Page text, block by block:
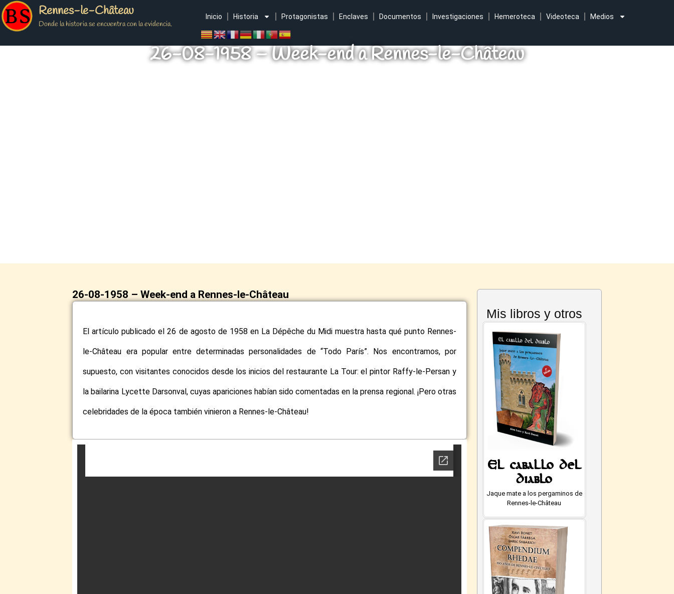
Rennes-le-Château
Donde la historia se encuentra con la evidencia.
Inicio Historia Protagonistas Enclaves Documentos Investigaciones Hemeroteca Videoteca Medios
26-08-1958 – Week-end a Rennes-le-Château
26-08-1958 – Week-end a Rennes-le-Château
El artículo publicado el 26 de agosto de 1958 en La Dépêche du Midi muestra hasta qué punto Rennes-
le-Château era popular entre determinadas personalidades de “Todo París”. Nos encontramos, por
supuesto, con visitantes conocidos desde los inicios del restaurante La Tour: el pintor Raffy-le-Persan y
la bailarina Lycette Darsonval, cuyas apariciones habían sido comentadas en la prensa regional. ¡Pero otras
celebridades de la época también vinieron a Rennes-le-Château!
Mis libros y otros
El caballo del
diablo
Jaque mate a los pergaminos de
Rennes-le-Château